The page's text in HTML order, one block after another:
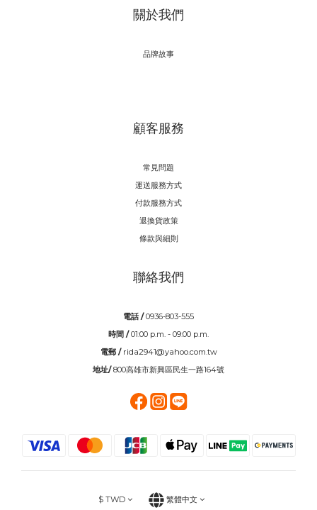
關於我們
品牌故事
顧客服務
常見問題
運送服務方式
付款服務方式
退換貨政策
條款與細則
聯絡我們
電話 /0936-803-555
時間 /01:00 p.m. - 09:00 p.m.
電郵 / rida2941@yahoo.com.tw
地址/800高雄市新興區民生一路164號
$ TWD 繁體中文